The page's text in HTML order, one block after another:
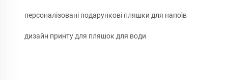
персоналізовані подарункові пляшки для напоїв
дизайн принту для пляшок для води